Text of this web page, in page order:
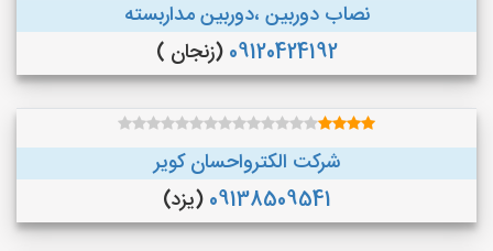
نصاب دوربین ،دوربین مداربسته
09120424192 (زنجان )
شرکت الکترواحسان کویر
09138509541 (یزد)